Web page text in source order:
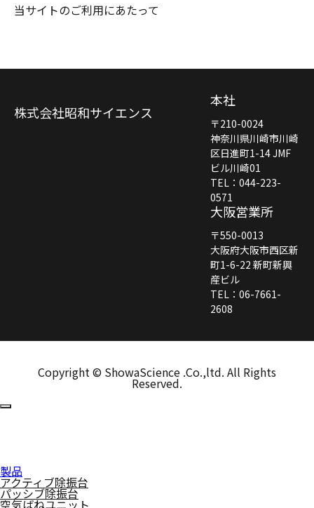
当サイトのご利用にあたって
株式会社昭和サイエンス
本社
〒210-0024
神奈川県川崎市川崎
区日進町1-14 JMF
ビル川崎01
TEL：044-223-
0571
大阪営業所
〒550-0013
大阪府大阪市西区新
町1-6-22 新町新興
産ビル
TEL：06-7661-
2608
Copyright © ShowaScience .Co.,ltd. All Rights
Reserved.
製品
アクティブ除振台
パッシブ除振台
空気ばねユニット